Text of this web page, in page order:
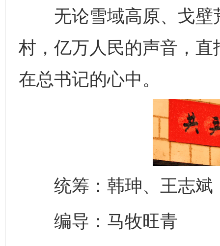
无论雪域高原、戈壁
村，亿万人民的声音，
在总书记的心中。
统筹：韩珅、王志斌
编导：马牧旺青